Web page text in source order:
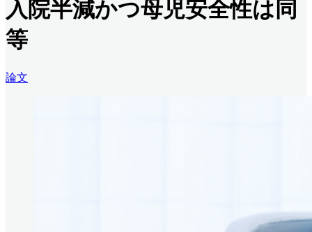
入院半減かつ母児安全性は同
等
論文